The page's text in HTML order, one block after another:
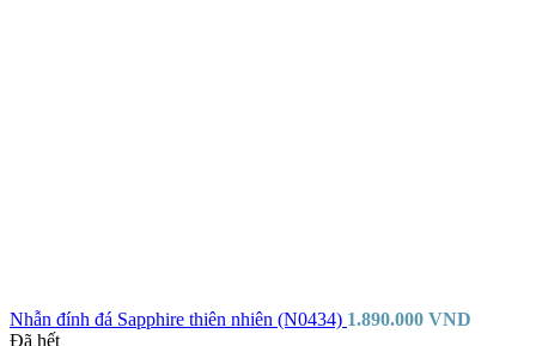
Nhẫn đính đá Sapphire thiên nhiên (N0434) 1.890.000 VND
Đã hết